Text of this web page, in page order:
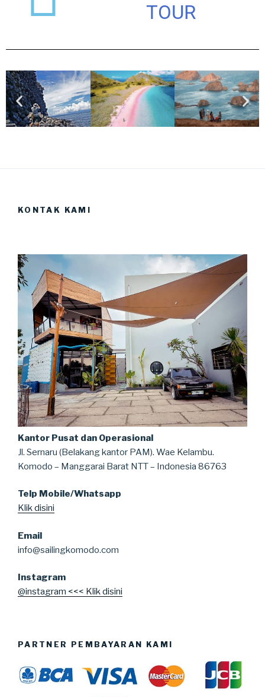
TOUR
KONTAK KAMI
Kantor Pusat dan Operasional
Jl. Sernaru (Belakang kantor PAM). Wae Kelambu.
Komodo – Manggarai Barat NTT – Indonesia 86763
Telp Mobile/Whatsapp
Klik disini
Email
info@sailingkomodo.com
Instagram
@instagram <<< Klik disini
PARTNER PEMBAYARAN KAMI